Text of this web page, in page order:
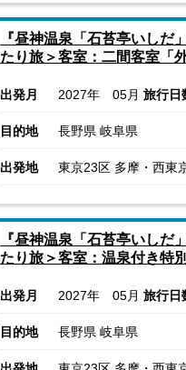
『昼神温泉「石苔亭いし
たり旅＞客室：二間客室「外
出発月 2027年 05月 旅行日
目的地 長野県 岐阜県
出発地 東京23区 多摩・西東
『昼神温泉「石苔亭いし
たり旅＞客室：温泉付き特
出発月 2027年 05月 旅行日
目的地 長野県 岐阜県